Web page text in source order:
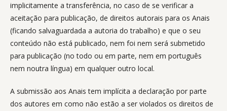
implicitamente a transferência, no caso de se verificar a
aceitação para publicação, de direitos autorais para os Anais
(ficando salvaguardada a autoria do trabalho) e que o seu
conteúdo não está publicado, nem foi nem será submetido
para publicação (no todo ou em parte, nem em português
nem noutra língua) em qualquer outro local.
A submissão aos Anais tem implícita a declaração por parte
dos autores em como não estão a ser violados os direitos de